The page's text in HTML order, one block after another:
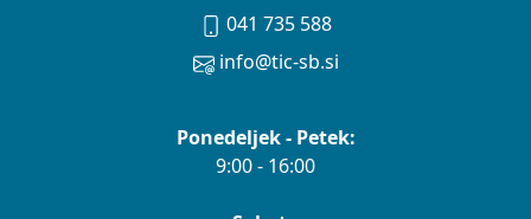
041 735 588
info@tic-sb.si
Ponedeljek - Petek:
9:00 - 16:00